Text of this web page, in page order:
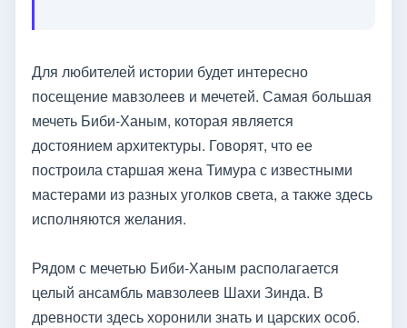
Для любителей истории будет интересно
посещение мавзолеев и мечетей. Самая большая
мечеть Биби-Ханым, которая является
достоянием архитектуры. Говорят, что ее
построила старшая жена Тимура с известными
мастерами из разных уголков света, а также здесь
исполняются желания.
Рядом с мечетью Биби-Ханым располагается
целый ансамбль мавзолеев Шахи Зинда. В
древности здесь хоронили знать и царских особ.